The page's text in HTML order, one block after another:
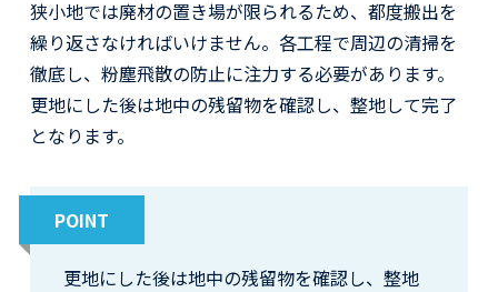
狭小地では廃材の置き場が限られるため、都度搬出を
繰り返さなければいけません。各工程で周辺の清掃を
徹底し、粉塵飛散の防止に注力する必要があります。
更地にした後は地中の残留物を確認し、整地して完了
となります。
POINT
更地にした後は地中の残留物を確認し、整地